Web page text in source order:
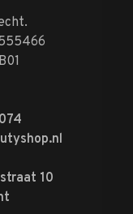
10